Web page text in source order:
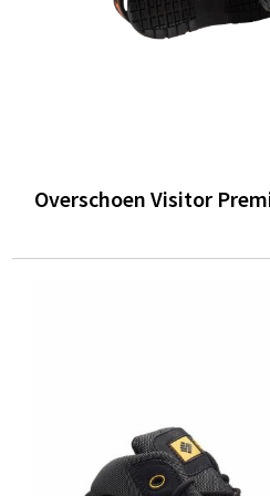
Overschoen Visitor